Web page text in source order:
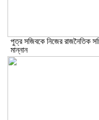
পুত্র সজিবকে নিজের রাজনৈতিক
মান্নান